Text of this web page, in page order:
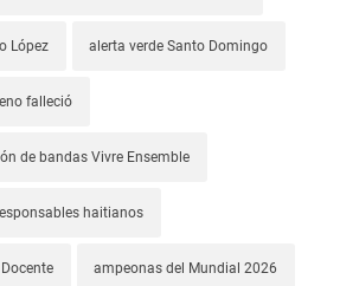
López alerta verde Santo Domingo
falleció
de bandas Vivre Ensemble
haitianos
ampeonas del Mundial 2026